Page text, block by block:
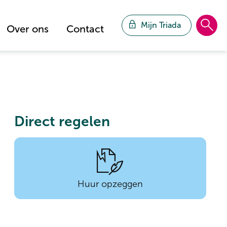
Over ons Contact Mijn Triada
Direct regelen

Huur opzeggen